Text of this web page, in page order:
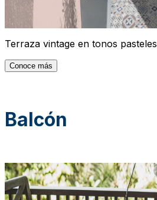
Terraza vintage en tonos pasteles
Conoce más
Balcón